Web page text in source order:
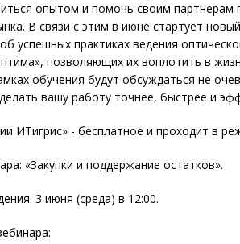
опытом и помочь своим партнерам
В связи с этим в июне стартует
успешных практиках ведения
позволяющих их воплотить в
обучения будут обсуждаться не
вашу работу точнее, быстрее и
ИТигрис» - бесплатное и проходит в
«Закупки и поддержание остатков».
3 июня (среда) в 12:00.